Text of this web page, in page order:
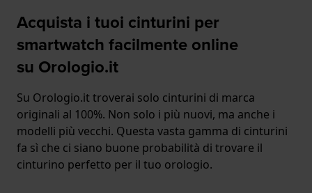
Acquista i tuoi cinturini per
smartwatch facilmente online
su Orologio.it
Su Orologio.it troverai solo cinturini di marca
originali al 100%. Non solo i più nuovi, ma anche i
modelli più vecchi. Questa vasta gamma di cinturini
fa sì che ci siano buone probabilità di trovare il
cinturino perfetto per il tuo orologio.